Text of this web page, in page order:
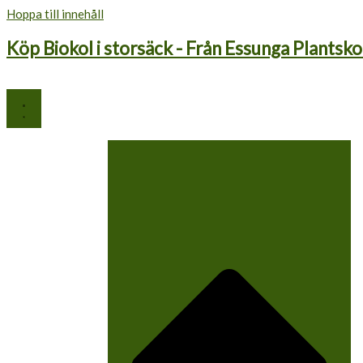
Hoppa till innehåll
Köp Biokol i storsäck - Från Essunga